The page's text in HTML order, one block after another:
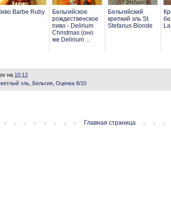
Barbe Ruby
Бельгийское
рождественское
пиво - Delirium
Christmas (оно
же Delirium ...
Бельгийский
крепкий эль St.
Stefanus Blonde
на 10:12
эль Бельгия Оценка 8/10
Главная страница